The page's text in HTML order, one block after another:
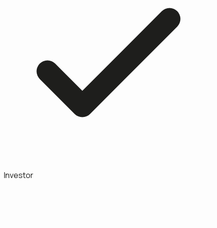
Investor